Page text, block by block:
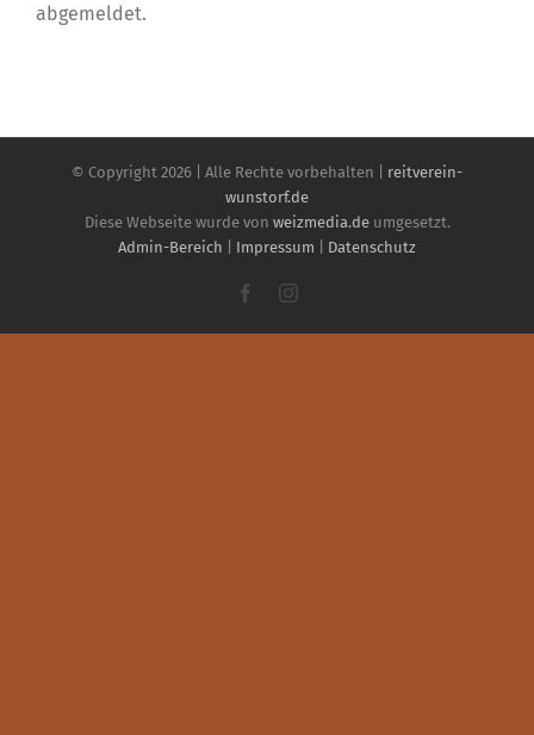
abgemeldet.
© Copyright 2026 | Alle Rechte vorbehalten | reitverein-
wunstorf.de
Diese Webseite wurde von weizmedia.deumgesetzt.
Admin-Bereich
Impressum Datenschutz
FacebookInstagram